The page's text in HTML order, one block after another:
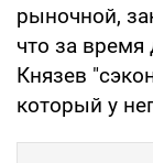
рыночной,
что за время
Князев
который у